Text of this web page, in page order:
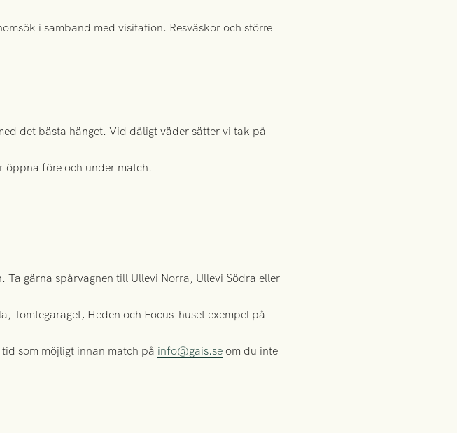
i samband med visitation. Resväskor och större
det bästa hänget. Vid dåligt väder sätter vi tak på
öppna före och under match.
gärna spårvagnen till Ullevi Norra, Ullevi Södra eller
Tomtegaraget, Heden och Focus-huset exempel på
som möjligt innan match på info@gais.se om du inte